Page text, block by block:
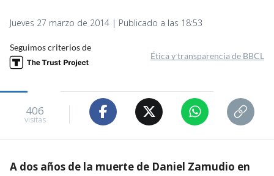
Jueves 27 marzo de 2014 | Publicado a las 18:53
Seguimos criterios de
Ética y transparencia de BBCL
406
visitas
A dos años de la muerte de Daniel Zamudio en